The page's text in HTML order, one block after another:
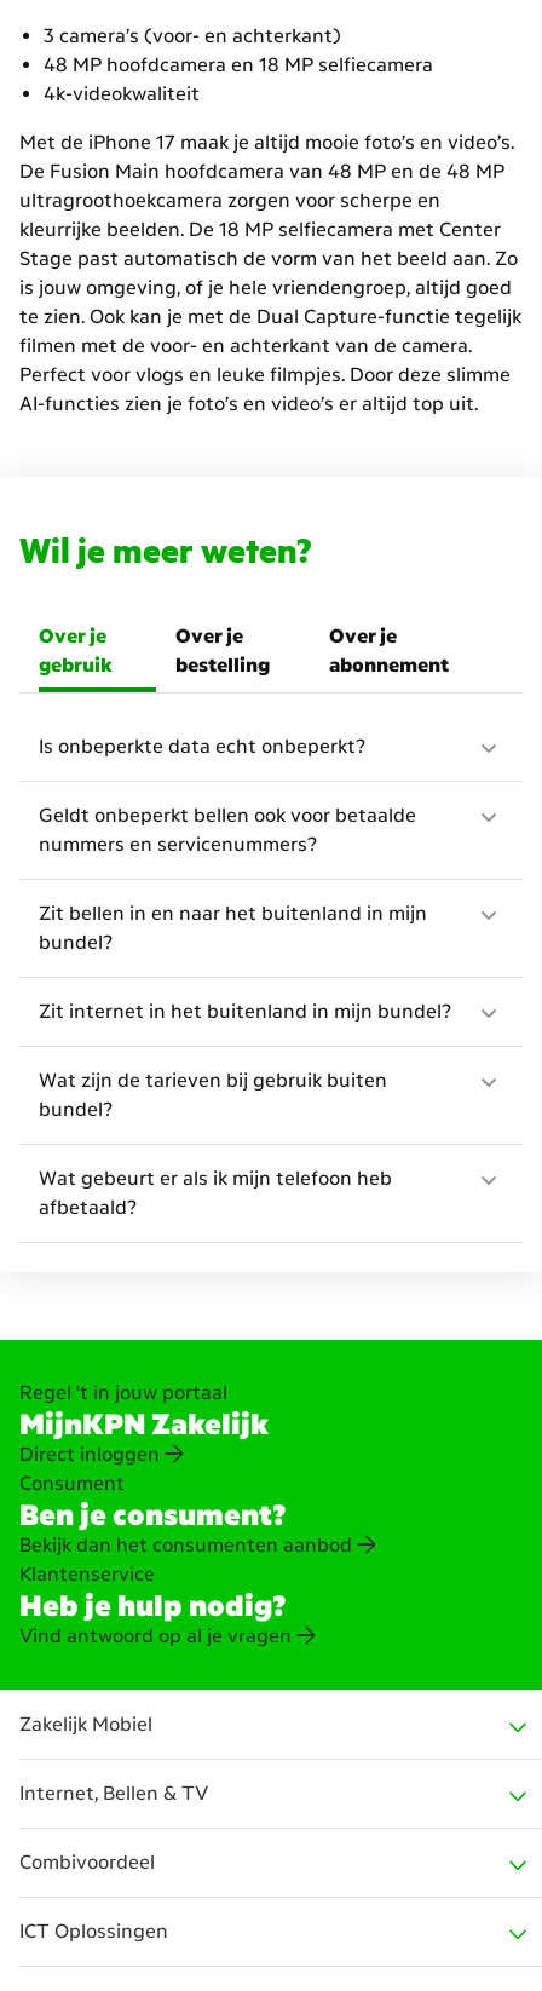
3 camera’s (voor- en achterkant)
48 MP hoofdcamera en 18 MP selfiecamera
4k-videokwaliteit
Met de iPhone 17 maak je altijd mooie foto’s en video’s.
De Fusion Main hoofdcamera van 48 MP en de 48 MP
ultragroothoekcamera zorgen voor scherpe en
kleurrijke beelden. De 18 MP selfiecamera met Center
Stage past automatisch de vorm van het beeld aan. Zo
is jouw omgeving, of je hele vriendengroep, altijd goed
te zien. Ook kan je met de Dual Capture-functie tegelijk
filmen met de voor- en achterkant van de camera.
Perfect voor vlogs en leuke filmpjes. Door deze slimme
AI-functies zien je foto’s en video’s er altijd top uit.
Wil je meer weten?
Over je
gebruik
Over je
bestelling
Over je
abonnement
Is onbeperkte data echt onbeperkt?
Geldt onbeperkt bellen ook voor betaalde
nummers en servicenummers?
Zit bellen in en naar het buitenland in mijn
bundel?
Zit internet in het buitenland in mijn bundel?
Wat zijn de tarieven bij gebruik buiten
bundel?
Wat gebeurt er als ik mijn telefoon heb
afbetaald?
Consument
Ben je consument?
Bekijk dan het consumenten aanbod
Klantenservice
Heb je hulp nodig?
Vind antwoord op al je vragen
Regel 't in jouw portaal
MijnKPN Zakelijk
Direct inloggen
Zakelijk Mobiel
Mobiele abonnementen
Telefoons
Sim Only
Internet, Bellen & TV
Zakelijk Internet
Zakelijk Glasvezel
Combivoordeel
KPN Kleinzakelijk
ICT Oplossingen